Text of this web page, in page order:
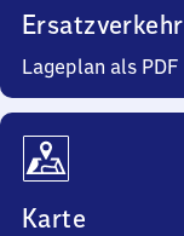
Ersatzverkehr
Lageplan als PDF
Karte